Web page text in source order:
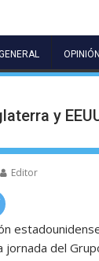
OPINIÓN
y
Editor
jornada del